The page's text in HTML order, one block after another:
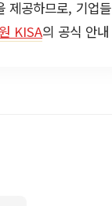
제공하므로, 기업들
KISA의 공식 안내